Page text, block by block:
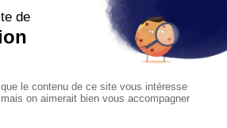
Les reportages d'été 2026 de KTO
La visite pastorale du pape Léon
XIV à Assise à suivre sur KTO le
jeudi 6 août